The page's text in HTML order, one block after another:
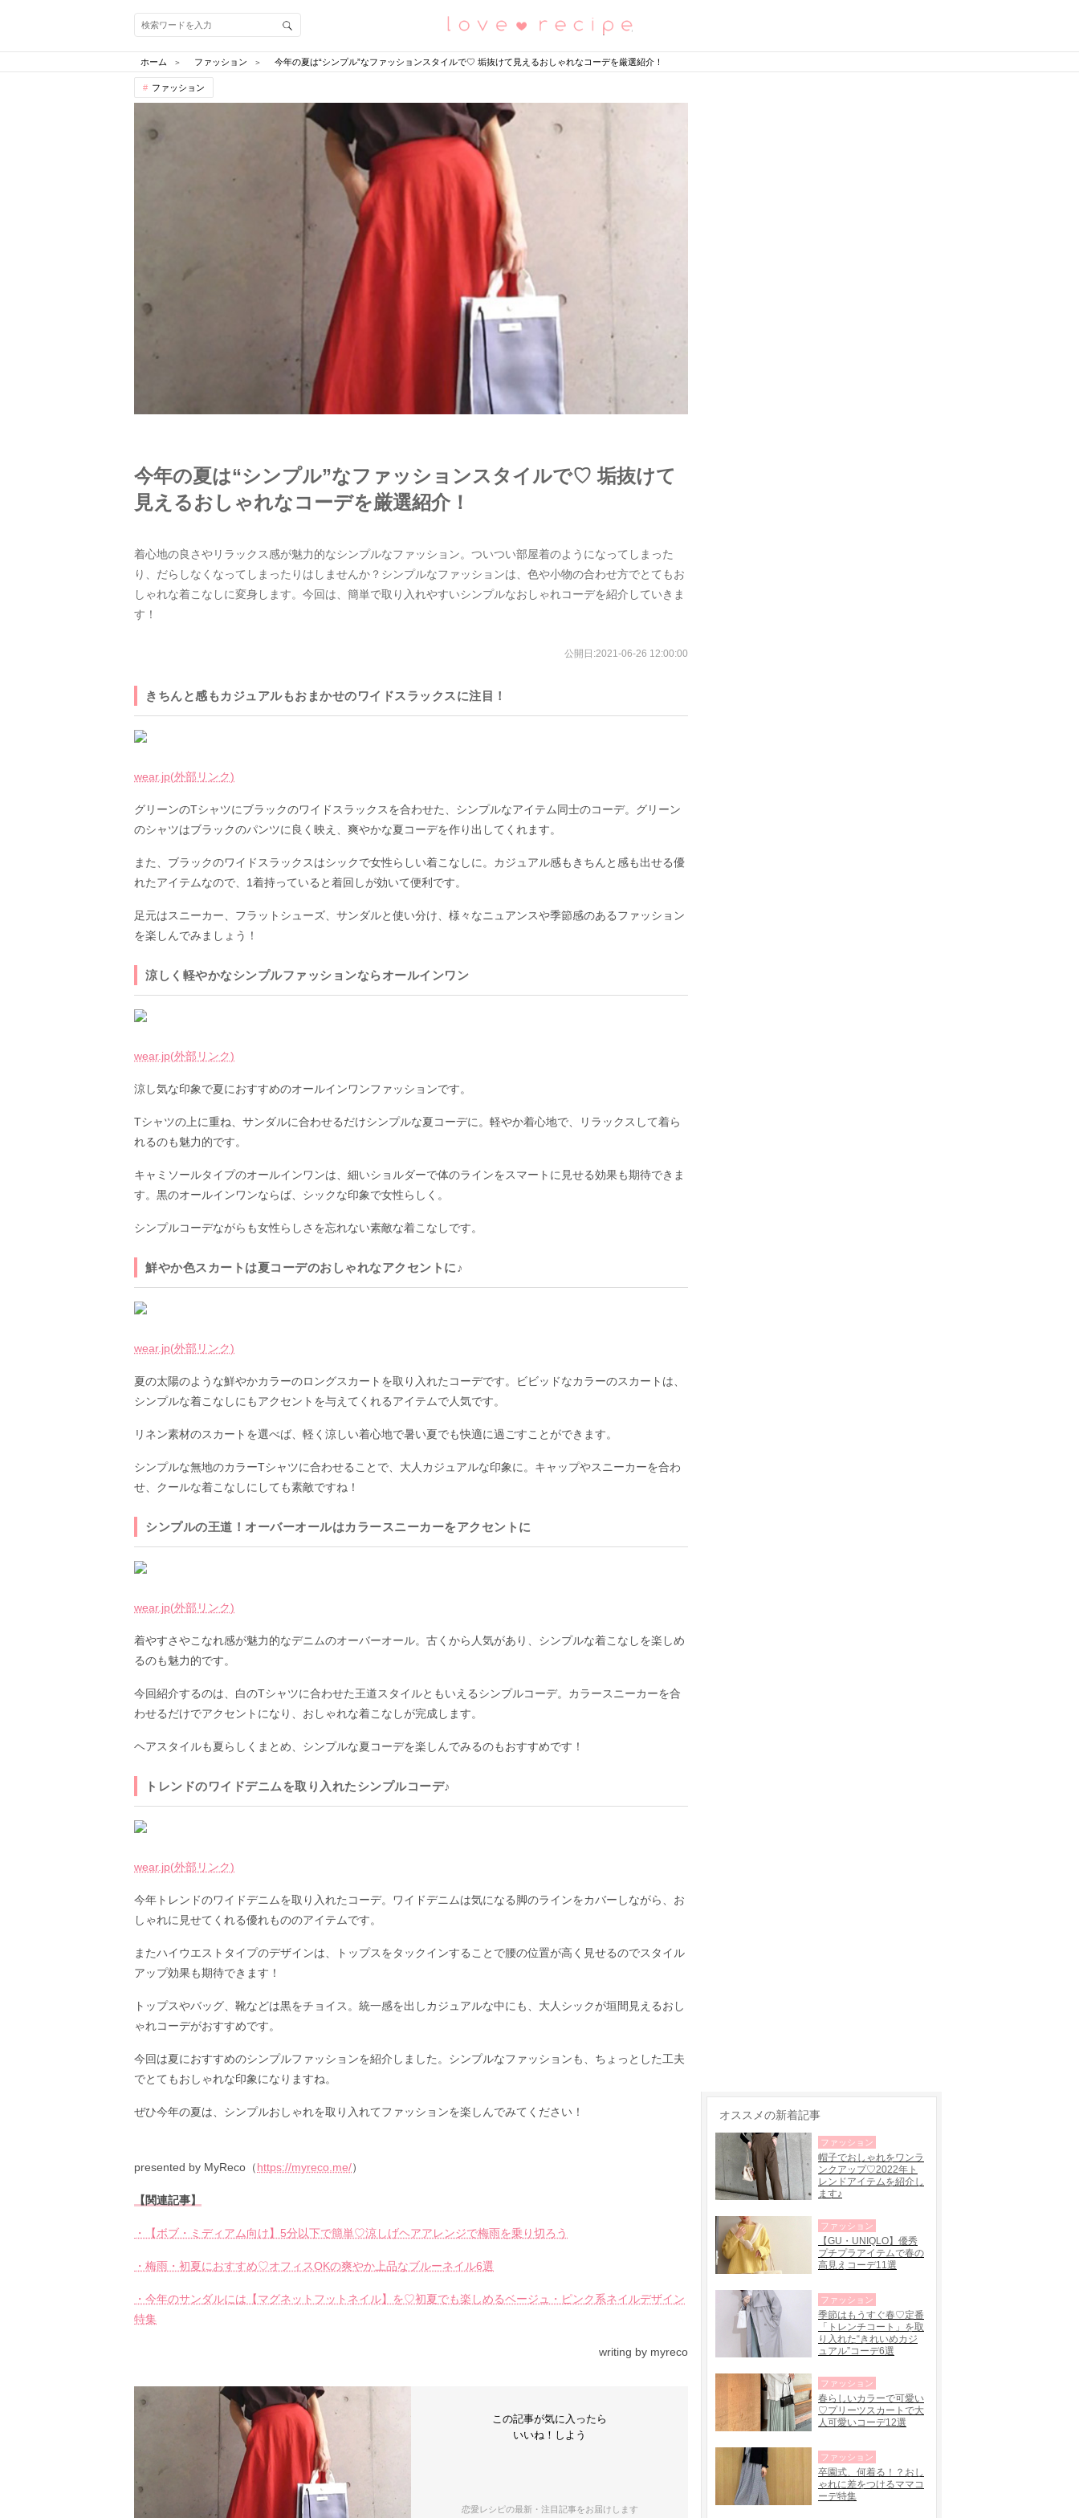
恋愛レシピ
ホーム ファッション 今年の夏は“シンプル”なファッションスタイルで♡ 垢抜けて見えるおしゃれなコーデを厳選紹介！
ファッション
今年の夏は“シンプル”なファッションスタイルで♡ 垢抜けて
見えるおしゃれなコーデを厳選紹介！
着心地の良さやリラックス感が魅力的なシンプルなファッション。ついつい部屋着のようになってしまった
り、だらしなくなってしまったりはしませんか？シンプルなファッションは、色や小物の合わせ方でとてもお
しゃれな着こなしに変身します。今回は、簡単で取り入れやすいシンプルなおしゃれコーデを紹介していきま
す！
公開日:2021-06-26 12:00:00
きちんと感もカジュアルもおまかせのワイドスラックスに注目！
wear.jp(外部リンク)
グリーンのTシャツにブラックのワイドスラックスを合わせた、シンプルなアイテム同士のコーデ。グリーン
のシャツはブラックのパンツに良く映え、爽やかな夏コーデを作り出してくれます。
また、ブラックのワイドスラックスはシックで女性らしい着こなしに。カジュアル感もきちんと感も出せる優
れたアイテムなので、1着持っていると着回しが効いて便利です。
足元はスニーカー、フラットシューズ、サンダルと使い分け、様々なニュアンスや季節感のあるファッション
を楽しんでみましょう！
涼しく軽やかなシンプルファッションならオールインワン
wear.jp(外部リンク)
涼し気な印象で夏におすすめのオールインワンファッションです。
Tシャツの上に重ね、サンダルに合わせるだけシンプルな夏コーデに。軽やか着心地で、リラックスして着ら
れるのも魅力的です。
キャミソールタイプのオールインワンは、細いショルダーで体のラインをスマートに見せる効果も期待できま
す。黒のオールインワンならば、シックな印象で女性らしく。
シンプルコーデながらも女性らしさを忘れない素敵な着こなしです。
鮮やか色スカートは夏コーデのおしゃれなアクセントに♪
wear.jp(外部リンク)
夏の太陽のような鮮やかカラーのロングスカートを取り入れたコーデです。ビビッドなカラーのスカートは、
シンプルな着こなしにもアクセントを与えてくれるアイテムで人気です。
リネン素材のスカートを選べば、軽く涼しい着心地で暑い夏でも快適に過ごすことができます。
シンプルな無地のカラーTシャツに合わせることで、大人カジュアルな印象に。キャップやスニーカーを合わ
せ、クールな着こなしにしても素敵ですね！
シンプルの王道！オーバーオールはカラースニーカーをアクセントに
wear.jp(外部リンク)
着やすさやこなれ感が魅力的なデニムのオーバーオール。古くから人気があり、シンプルな着こなしを楽しめ
るのも魅力的です。
今回紹介するのは、白のTシャツに合わせた王道スタイルともいえるシンプルコーデ。カラースニーカーを合
わせるだけでアクセントになり、おしゃれな着こなしが完成します。
ヘアスタイルも夏らしくまとめ、シンプルな夏コーデを楽しんでみるのもおすすめです！
トレンドのワイドデニムを取り入れたシンプルコーデ♪
wear.jp(外部リンク)
今年トレンドのワイドデニムを取り入れたコーデ。ワイドデニムは気になる脚のラインをカバーしながら、お
しゃれに見せてくれる優れもののアイテムです。
またハイウエストタイプのデザインは、トップスをタックインすることで腰の位置が高く見せるのでスタイル
アップ効果も期待できます！
トップスやバッグ、靴などは黒をチョイス。統一感を出しカジュアルな中にも、大人シックが垣間見えるおし
ゃれコーデがおすすめです。
今回は夏におすすめのシンプルファッションを紹介しました。シンプルなファッションも、ちょっとした工夫
でとてもおしゃれな印象になりますね。
ぜひ今年の夏は、シンプルおしゃれを取り入れてファッションを楽しんでみてください！
presented by MyReco（https://myreco.me/）
【関連記事】
・【ボブ・ミディアム向け】5分以下で簡単♡涼しげヘアアレンジで梅雨を乗り切ろう
・梅雨・初夏におすすめ♡オフィスOKの爽やか上品なブルーネイル6選
・今年のサンダルには【マグネットフットネイル】を♡初夏でも楽しめるベージュ・ピンク系ネイルデザイン
特集
writing by myreco
この記事が気に入ったら
いいね！しよう
恋愛レシピの最新・注目記事をお届けします
オススメの新着記事
帽子でおしゃれをワンラ
ンクアップ♡2022年ト
レンドアイテムを紹介し
ます♪
ファッション
【GU・UNIQLO】優秀
プチプラアイテムで春の
高見えコーデ11選
ファッション
季節はもうすぐ春♡定番
「トレンチコート」を取
り入れた“きれいめカジ
ュアル”コーデ6選
ファッション
春らしいカラーで可愛い
♡プリーツスカートで大
人可愛いコーデ12選
ファッション
卒園式、何着る！？おし
ゃれに差をつけるママコ
ーデ特集
ファッション